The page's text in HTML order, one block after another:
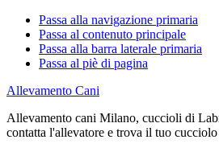
Passa alla navigazione primaria
Passa al contenuto principale
Passa alla barra laterale primaria
Passa al piè di pagina
Allevamento Cani
Allevamento cani Milano, cuccioli di
contatta l'allevatore e trova il tuo